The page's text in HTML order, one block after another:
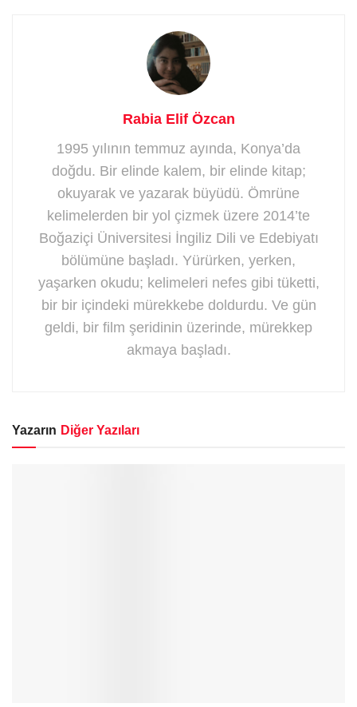
Rabia Elif Özcan
1995 yılının temmuz ayında, Konya’da
doğdu. Bir elinde kalem, bir elinde kitap;
okuyarak ve yazarak büyüdü. Ömrüne
kelimelerden bir yol çizmek üzere 2014’te
Boğaziçi Üniversitesi İngiliz Dili ve Edebiyatı
bölümüne başladı. Yürürken, yerken,
yaşarken okudu; kelimeleri nefes gibi tüketti,
bir bir içindeki mürekkebe doldurdu. Ve gün
geldi, bir film şeridinin üzerinde, mürekkep
akmaya başladı.
Yazarın Diğer Yazıları